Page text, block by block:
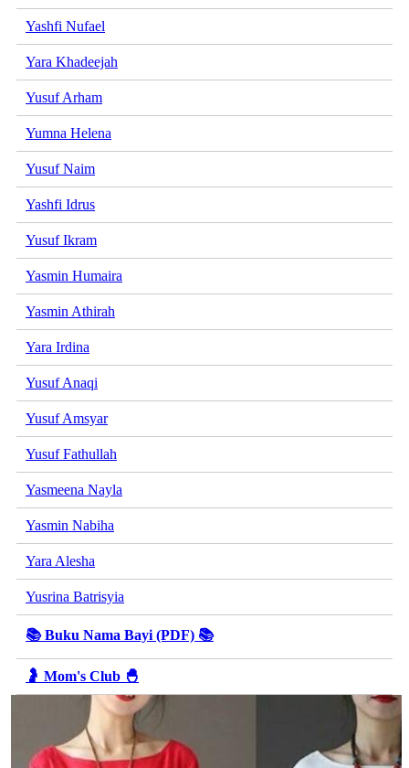
Yashfi Nufael
Yara Khadeejah
Yusuf Arham
Yumna Helena
Yusuf Naim
Yashfi Idrus
Yusuf Ikram
Yasmin Humaira
Yasmin Athirah
Yara Irdina
Yusuf Anaqi
Yusuf Amsyar
Yusuf Fathullah
Yasmeena Nayla
Yasmin Nabiha
Yara Alesha
Yusrina Batrisyia
📚 Buku Nama Bayi (PDF) 📚
🤰 Mom's Club 🐣